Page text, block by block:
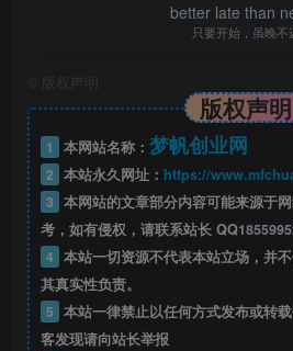
better late than
只要开始，虽晚不
版权声明
版权声明
1 本网站名称： 梦帆创业网
2 本站永久网址： https://
3 本网站的文章部分内容可能来源于
考，如有侵权，请联系站长 QQ
4 本站一切资源不代表本站立场，并
其真实性负责。
5 本站一律禁止以任何方式发布或转
客发现请向站长举报